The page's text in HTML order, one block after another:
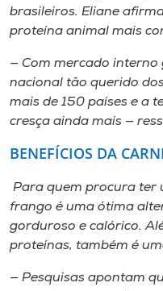
brasileiros. Eliane
proteína animal mais
— Com mercado
nacional tão querido
mais de 150 países e a
cresça ainda mais —
BENEFÍCIOS DA
Para quem procura ter
frango é uma ótima
gorduroso e calórico.
proteínas, também é
— Pesquisas apontam